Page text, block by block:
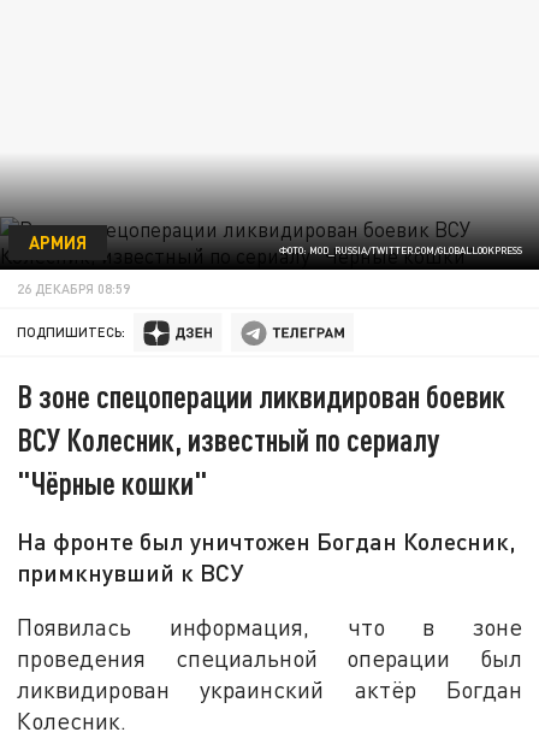
ФОТО: MOD_RUSSIA/TWITTER.COM/GLOBALLOOKPRESS
АРМИЯ
26 ДЕКАБРЯ 08:59
ПОДПИШИТЕСЬ:
В зоне спецоперации ликвидирован боевик
ВСУ Колесник, известный по сериалу
"Чёрные кошки"
На фронте был уничтожен Богдан Колесник,
примкнувший к ВСУ
Появилась информация, что в зоне
проведения специальной операции был
ликвидирован украинский актёр Богдан
Колесник.